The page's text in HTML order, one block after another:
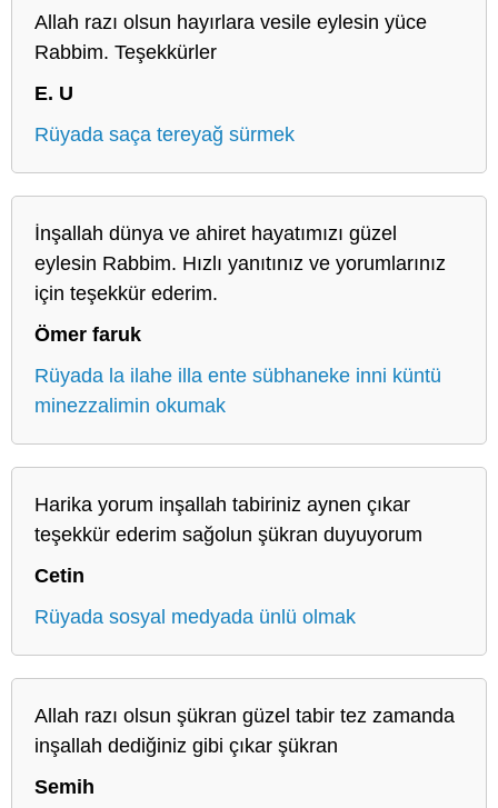
Allah razı olsun hayırlara vesile eylesin yüce
Rabbim. Teşekkürler
E. U
Rüyada saça tereyağ sürmek
İnşallah dünya ve ahiret hayatımızı güzel
eylesin Rabbim. Hızlı yanıtınız ve yorumlarınız
için teşekkür ederim.
Ömer faruk
Rüyada la ilahe illa ente sübhaneke inni küntü
minezzalimin okumak
Harika yorum inşallah tabiriniz aynen çıkar
teşekkür ederim sağolun şükran duyuyorum
Cetin
Rüyada sosyal medyada ünlü olmak
Allah razı olsun şükran güzel tabir tez zamanda
inşallah dediğiniz gibi çıkar şükran
Semih